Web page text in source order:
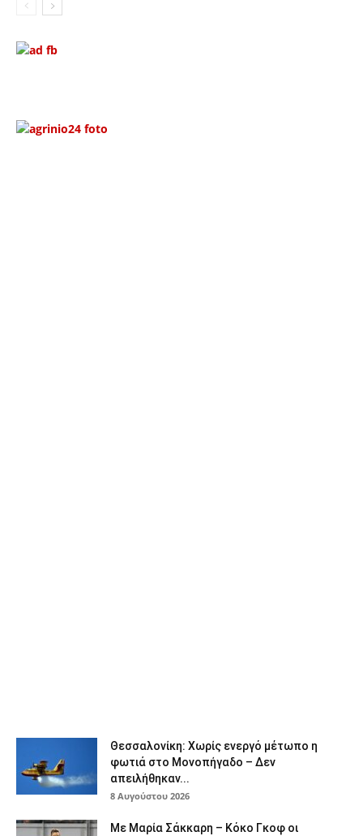
Θεσσαλονίκη: Χωρίς ενεργό μέτωπο η
φωτιά στο Μονοπήγαδο – Δεν
απειλήθηκαν...
8 Αυγούστου 2026
Με Μαρία Σάκκαρη – Κόκο Γκοφ οι